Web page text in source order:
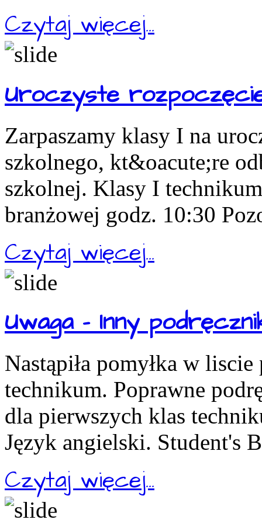
Czytaj więcej...
Uroczyste
Zarpaszamy klasy I na
szkolnego, kt&oacute;re
szkolnej. Klasy I
branżowej godz. 10:30
Czytaj więcej...
Uwaga - Inny
Nastąpiła pomyłka w
technikum. Poprawne
dla pierwszych klas
Język angielski. Student's
Czytaj więcej...